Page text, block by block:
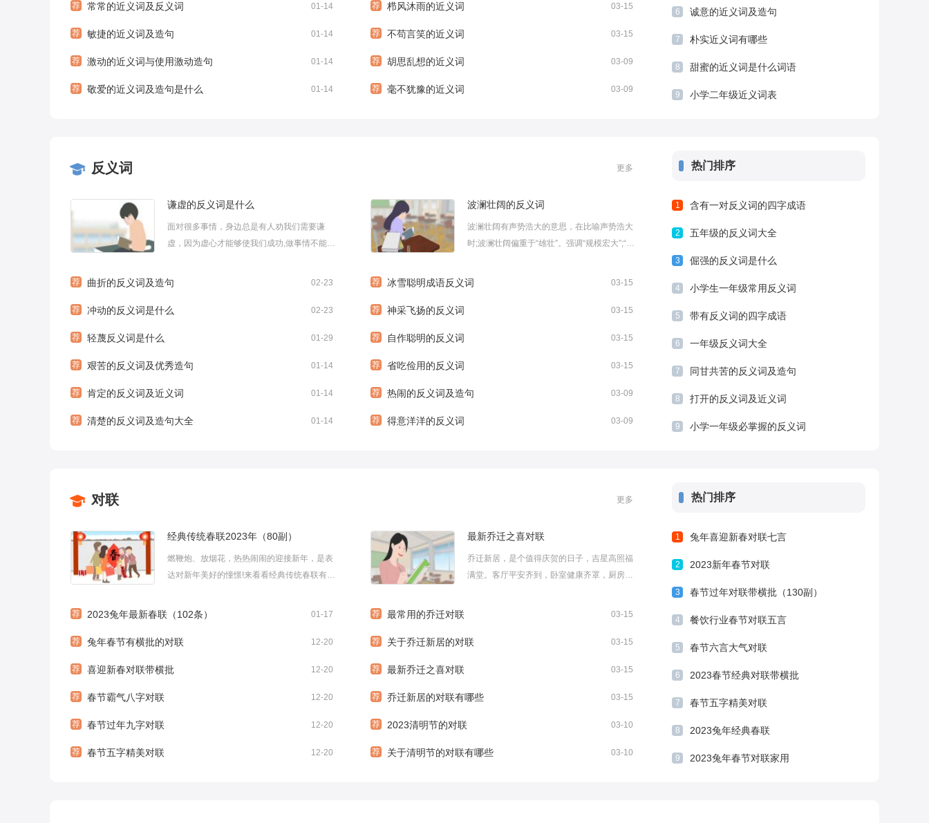
荐 常常的近义词及反义词 01-14
荐 敏捷的近义词及造句 01-14
荐 激动的近义词与使用激动造句 01-14
荐 敬爱的近义词及造句是什么 01-14
荐 栉风沐雨的近义词 03-15
荐 不苟言笑的近义词 03-15
荐 胡思乱想的近义词 03-09
荐 毫不犹豫的近义词 03-09
6 诚意的近义词及造句
7 朴实近义词有哪些
8 甜蜜的近义词是什么词语
9 小学二年级近义词表
反义词 更多
谦虚的反义词是什么
面对很多事情，身边总是有人劝我们需要谦
虚，因为虚心才能够使我们成功,做事情不能夸
的谦虚的反义词是什
荐 曲折的反义词及造句 02-23
荐 冲动的反义词是什么 02-23
荐 轻蔑反义词是什么 01-29
荐 艰苦的反义词及优秀造句 01-14
荐 肯定的反义词及近义词 01-14
荐 清楚的反义词及造句大全 01-14
波澜壮阔的反义词
波澜壮阔有声势浩大的意思，在比喻声势浩大
时;波澜壮阔偏重于“雄壮”。强调“规模宏大”;“汹
小
荐 冰雪聪明成语反义词 03-15
荐 神采飞扬的反义词 03-15
荐 自作聪明的反义词 03-15
荐 省吃俭用的反义词 03-15
荐 热闹的反义词及造句 03-09
荐 得意洋洋的反义词 03-09
热门排序
1 含有一对反义词的四字成语
2 五年级的反义词大全
3 倔强的反义词是什么
4 小学生一年级常用反义词
5 带有反义词的四字成语
6 一年级反义词大全
7 同甘共苦的反义词及造句
8 打开的反义词及近义词
9 小学一年级必掌握的反义词
对联 更多
经典传统春联2023年（80副）
燃鞭炮、放烟花，热热闹闹的迎接新年，是表
达对新年美好的憧憬!来看看经典传统春联有哪
2023年精选(80副
荐 2023兔年最新春联（102条） 01-17
荐 兔年春节有横批的对联 12-20
荐 喜迎新春对联带横批 12-20
荐 春节霸气八字对联 12-20
荐 春节过年九字对联 12-20
荐 春节五字精美对联 12-20
最新乔迁之喜对联
乔迁新居，是个值得庆贺的日子，吉星高照福
满堂。客厅平安齐到，卧室健康齐罩，厨房美
荐 最常用的乔迁对联 03-15
荐 关于乔迁新居的对联 03-15
荐 最新乔迁之喜对联 03-15
荐 乔迁新居的对联有哪些 03-15
荐 2023清明节的对联 03-10
荐 关于清明节的对联有哪些 03-10
热门排序
1 兔年喜迎新春对联七言
2 2023新年春节对联
3 春节过年对联带横批（130副）
4 餐饮行业春节对联五言
5 春节六言大气对联
6 2023春节经典对联带横批
7 春节五字精美对联
8 2023兔年经典春联
9 2023兔年春节对联家用